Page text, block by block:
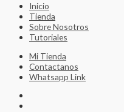
Inicio
Tienda
Sobre Nosotros
Tutoriales
Mi Tienda
Contactanos
Whatsapp Link